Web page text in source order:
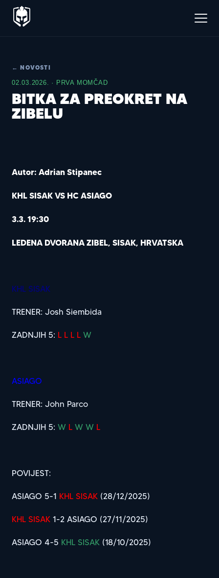
← NOVOSTI
02.03.2026. · PRVA MOMČAD
BITKA ZA PREOKRET NA
ZIBELU
Autor: Adrian Stipanec
KHL SISAK VS HC ASIAGO
3.3. 19:30
LEDENA DVORANA ZIBEL, SISAK, HRVATSKA
KHL SISAK
TRENER: Josh Siembida
ZADNJIH 5: L L L L W
ASIAGO
TRENER: John Parco
ZADNJIH 5: W L W W L
POVIJEST:
ASIAGO 5-1 KHL SISAK (28/12/2025)
KHL SISAK 1-2 ASIAGO (27/11/2025)
ASIAGO 4-5 KHL SISAK (18/10/2025)